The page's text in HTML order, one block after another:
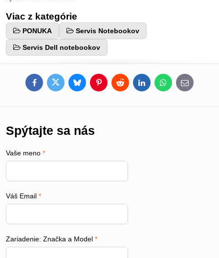
Viac z kategórie
PONUKA Servis Notebookov
Servis Dell notebookov
FacebookTwitterBlueskyPinterestRedditLinkedInWhatsApp
E-
mail
Spýtajte sa nás
Vaše meno *
Váš Email *
Zariadenie: Značka a Model *